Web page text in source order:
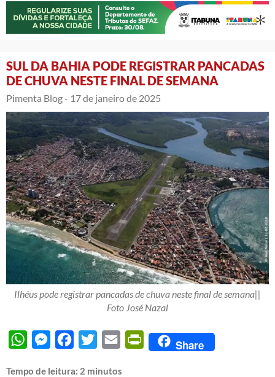
SUL DA BAHIA PODE REGISTRAR PANCADAS
DE CHUVA NESTE FINAL DE SEMANA
Pimenta Blog - 17 de janeiro de 2025
Ilhéus pode registrar pancadas de chuva neste final de semana||
Foto José Nazal
WhatsAppMessengerFacebook
Twitter Email PrintFriendly
Share
Tempo de leitura: 2 minutos